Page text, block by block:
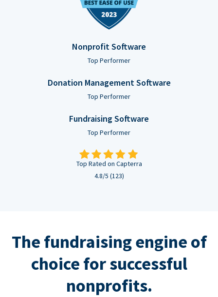
Nonprofit Software
Top Performer
Donation Management Software
Top Performer
Fundraising Software
Top Performer
Top Rated on Capterra
4.8/5 (123)
The fundraising engine of
choice for successful
nonprofits.